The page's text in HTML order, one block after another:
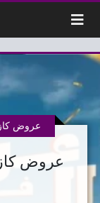
عروض
عروض